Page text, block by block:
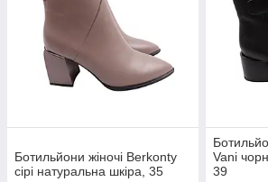
Ботильйони жіночі Berkonty
сірі натуральна шкіра, 35
Vani
39